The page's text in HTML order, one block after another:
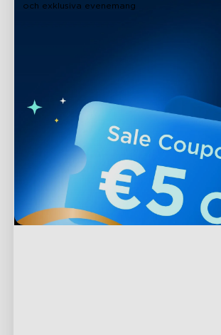
och exklusiva evenemang